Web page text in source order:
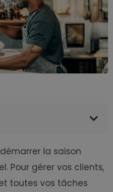
la saison
Pour gérer vos clients,
toutes vos tâches